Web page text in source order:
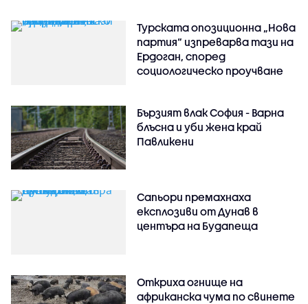
Турската опозиционна „Нова
партия“ изпреварва тази на
Ердоган, според
социологическо проучване
Бързият влак София - Варна
блъсна и уби жена край
Павликени
Сапьори премахнаха
експлозиви от Дунав в
центъра на Будапеща
Откриха огнище на
африканска чума по свинете